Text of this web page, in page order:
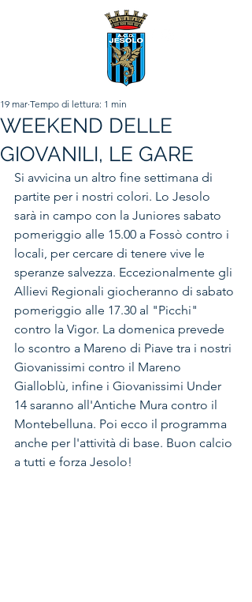
WEEKEND DELLE
GIOVANILI, LE GARE
19 mar Tempo di lettura: 1 min
Si avvicina un altro fine settimana di
partite per i nostri colori. Lo Jesolo
sarà in campo con la Juniores sabato
pomeriggio alle 15.00 a Fossò contro i
locali, per cercare di tenere vive le
speranze salvezza. Eccezionalmente gli
Allievi Regionali giocheranno di sabato
pomeriggio alle 17.30 al "Picchi"
contro la Vigor. La domenica prevede
lo scontro a Mareno di Piave tra i nostri
Giovanissimi contro il Mareno
Gialloblù, infine i Giovanissimi Under
14 saranno all'Antiche Mura contro il
Montebelluna. Poi ecco il programma
anche per l'attività di base. Buon calcio
a tutti e forza Jesolo!